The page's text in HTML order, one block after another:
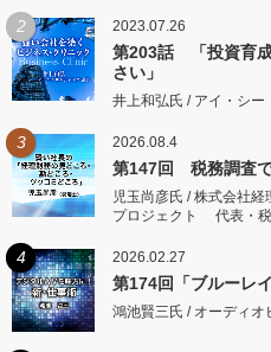
2 2023.07.26
第203話 「投資育
さい」
井上和弘氏 / アイ・シ
3 2026.08.4
第147回 税務調査
児玉尚彦氏 / 株式会社
プロジェクト 代表・
4 2026.02.27
第174回「ブルーレ
鴻池賢三氏 / オーディ